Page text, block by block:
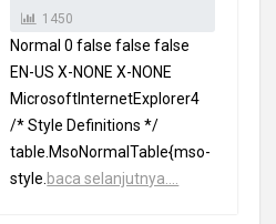
1450
Normal 0 false false false
EN-US X-NONE X-NONE
MicrosoftInternetExplorer4
/* Style Definitions */
table.MsoNormalTable{mso-
style. baca selanjutnya....